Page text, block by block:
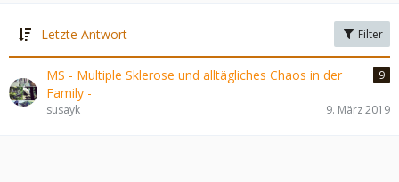
Letzte Antwort Filter
MS - Multiple Sklerose und alltägliches Chaos in der
Family -
9
susayk 9. März 2019